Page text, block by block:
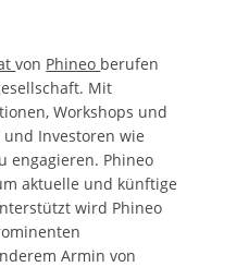
von Phineo berufen
Mit
Workshops und
Investoren wie
engagieren. Phineo
aktuelle und künftige
wird Phineo
Armin von